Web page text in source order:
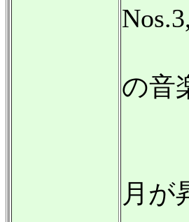
[プ
の音
子
行
月が